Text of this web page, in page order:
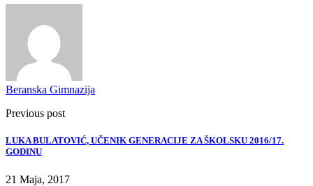
Beranska Gimnazija
Previous post
LUKA BULATOVIĆ, UČENIK GENERACIJE ZA ŠKOLSKU 2016/17.
GODINU
21 Maja, 2017